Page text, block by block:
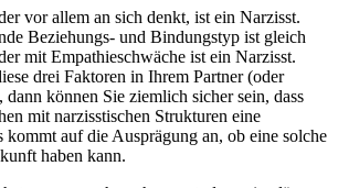
vor allem an sich denkt, ist ein Narzisst.
Beziehungs- und Bindungstyp ist gleich
mit Empathieschwäche ist ein Narzisst.
drei Faktoren in Ihrem Partner (oder
dann können Sie ziemlich sicher sein, dass
mit narzisstischen Strukturen eine
kommt auf die Ausprägung an, ob eine solche
haben kann.